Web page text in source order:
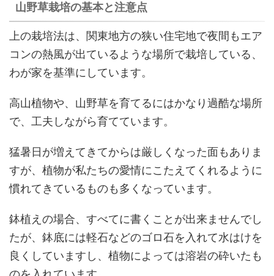
山野草栽培の基本と注意点
上の栽培法は、関東地方の狭い住宅地で夜間もエア
コンの熱風が出ているような場所で栽培している、
わが家を基準にしています。
高山植物や、山野草を育てるにはかなり過酷な場所
で、工夫しながら育てています。
猛暑日が増えてきてからは厳しくなった面もありま
すが、植物が私たちの愛情にこたえてくれるように
慣れてきているものも多くなっています。
鉢植えの場合、すべてに書くことが出来ませんでし
たが、鉢底には軽石などのゴロ石を入れて水はけを
良くしていますし、植物によっては溶岩の砕いたも